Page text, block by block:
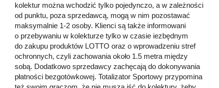
kolektur można wchodzić tylko pojedynczo, a w zależności
od punktu, poza sprzedawcą, mogą w nim pozostawać
maksymalnie 1-2 osoby. Klienci są także informowani
o przebywaniu w kolekturze tylko w czasie iezbędnym
do zakupu produktów LOTTO oraz o wprowadzeniu stref
ochronnych, czyli zachowania około 1.5 metra między
sobą. Dodatkowo sprzedawcy zachęcają do dokonywania
płatności bezgotówkowej. Totalizator Sportowy przypomina